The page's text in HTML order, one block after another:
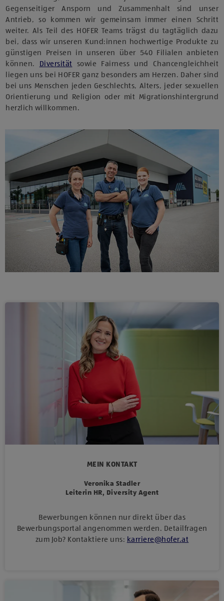
Gegenseitiger Ansporn und Zusammenhalt sind unser
Antrieb, so kommen wir gemeinsam immer einen Schritt
weiter. Als Teil des HOFER Teams trägst du tagtäglich dazu
bei, dass wir unseren Kund:innen hochwertige Produkte zu
günstigen Preisen in unseren über 540 Filialen anbieten
können. Diversität sowie Fairness und Chancengleichheit
liegen uns bei HOFER ganz besonders am Herzen. Daher sind
bei uns Menschen jeden Geschlechts, Alters, jeder sexuellen
Orientierung und Religion oder mit Migrationshintergrund
herzlich willkommen.
MEIN KONTAKT
Veronika Stadler
Leiterin HR, Diversity Agent
Bewerbungen können nur direkt über das
Bewerbungsportal angenommen werden. Detailfragen
zum Job? Kontaktiere uns: karriere@hofer.at